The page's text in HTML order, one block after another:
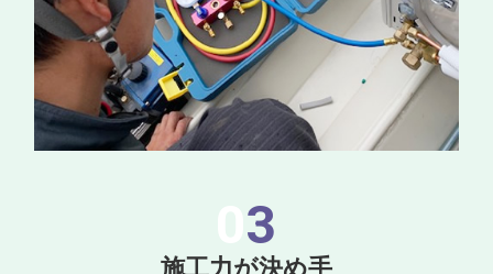
03
施工力が決め手